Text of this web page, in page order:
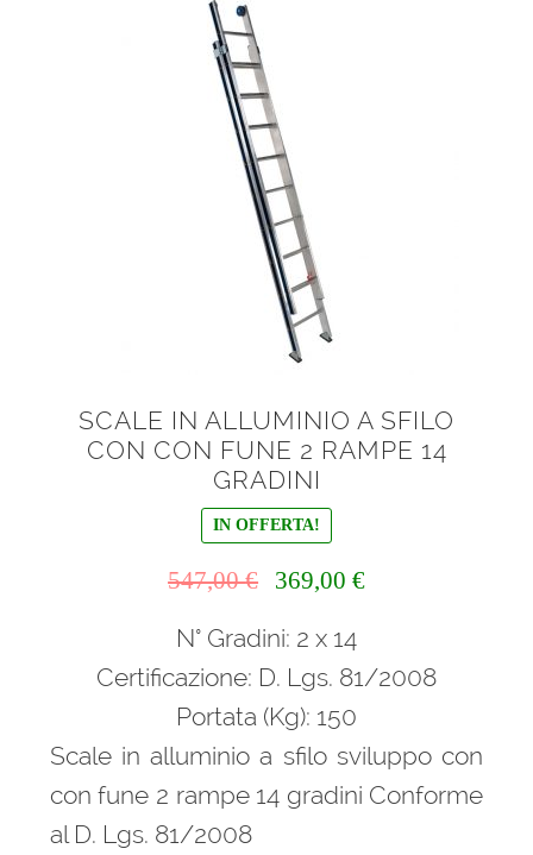
SCALE IN ALLUMINIO A SFILO
CON CON FUNE 2 RAMPE 14
GRADINI
IN OFFERTA!
547,00€
originale
547,00 €.
369,00 €Il
369,00 €.
N° Gradini: 2 x 14
Certificazione: D. Lgs. 81/2008
Portata (Kg): 150
Scale in alluminio a sfilo sviluppo con
con fune 2 rampe 14 gradini Conforme
al D. Lgs. 81/2008